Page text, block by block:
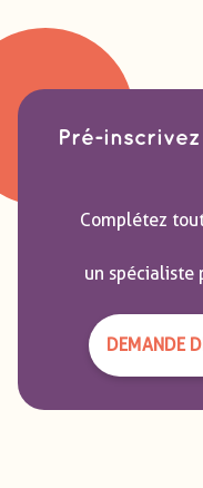
Pré-
Complétez
un spécialiste
DEMANDE